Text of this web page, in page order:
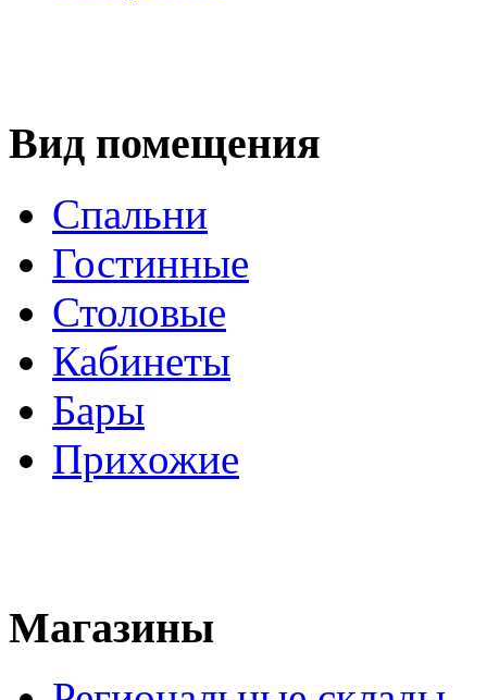
Вид помещения
Спальни
Гостинные
Столовые
Кабинеты
Бары
Прихожие
Магазины